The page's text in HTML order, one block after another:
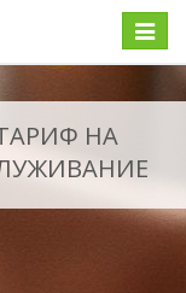
Меню
НА